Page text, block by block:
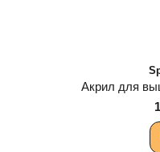
Акрил для